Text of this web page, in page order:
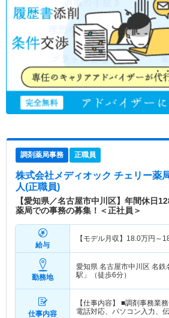
調剤薬局事務 正職員
株式会社メディオック チェリー薬
人(正職員)
【愛知県／名古屋市中川区】年間休日
薬局での事務の募集！＜正社員＞
給与
【モデル月収】 18.0万円～
勤務地
愛知県 名古屋市中川区 名鉄
駅」（徒歩6分）
仕事内容
【仕事内容】 ■調剤事務業
電話対応、パソコン入力、